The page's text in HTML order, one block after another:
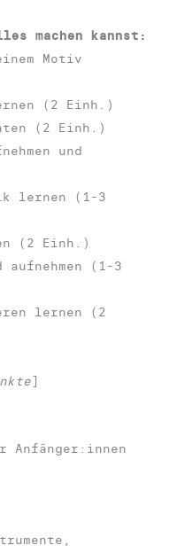
machen kannst:
Motiv
(2 Einh.)
(2 Einh.)
und
lernen (1-3
(2 Einh.)
(1-3
lernen (2
]
Anfänger:innen